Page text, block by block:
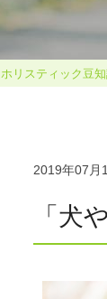
ホリスティッ
ホリスティック豆
2019年07月
「犬